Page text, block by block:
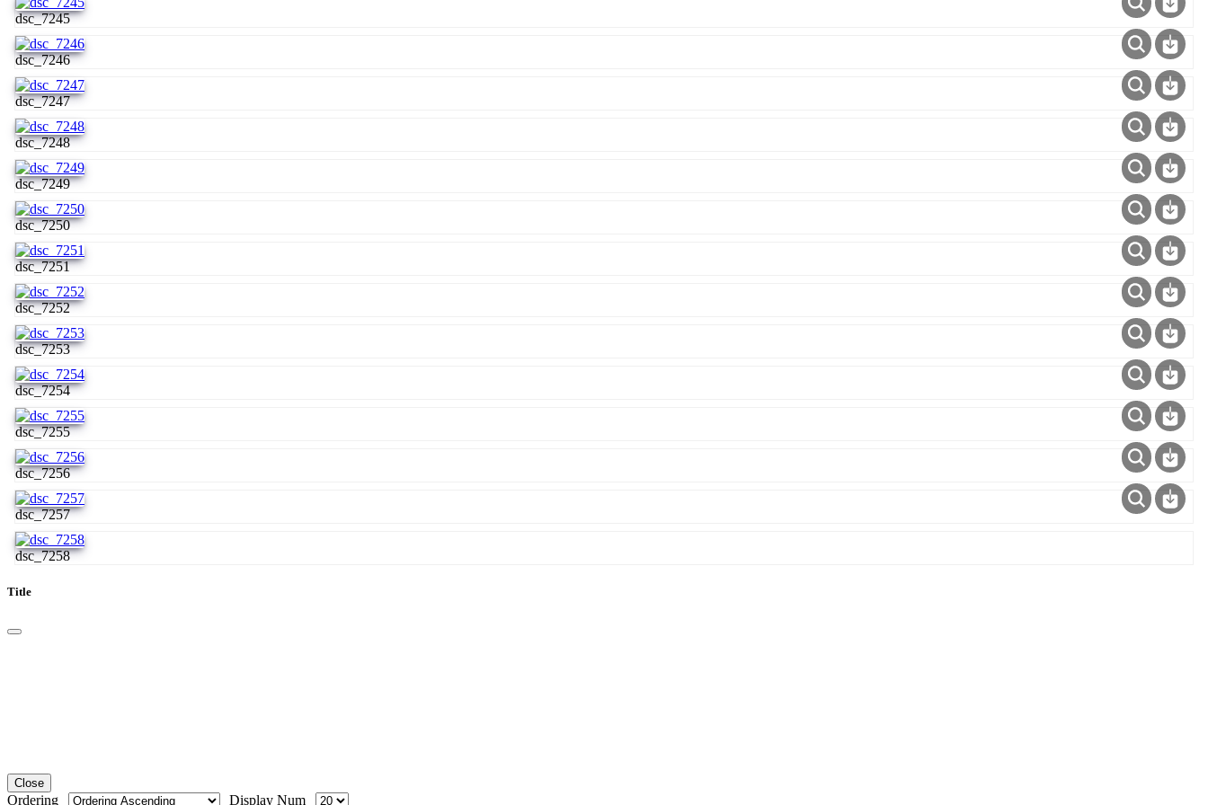
dsc_7245
dsc_7246
dsc_7247
dsc_7248
dsc_7249
dsc_7250
dsc_7251
dsc_7252
dsc_7253
dsc_7254
dsc_7255
dsc_7256
dsc_7257
dsc_7258
Title
Close
Ordering Display Num